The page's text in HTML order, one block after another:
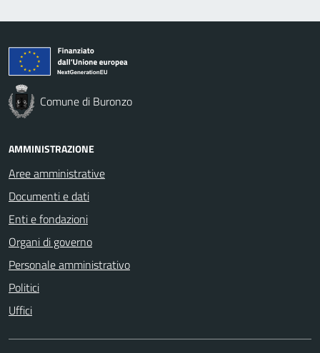
Comune di Buronzo
AMMINISTRAZIONE
Aree amministrative
Documenti e dati
Enti e fondazioni
Organi di governo
Personale amministrativo
Politici
Uffici